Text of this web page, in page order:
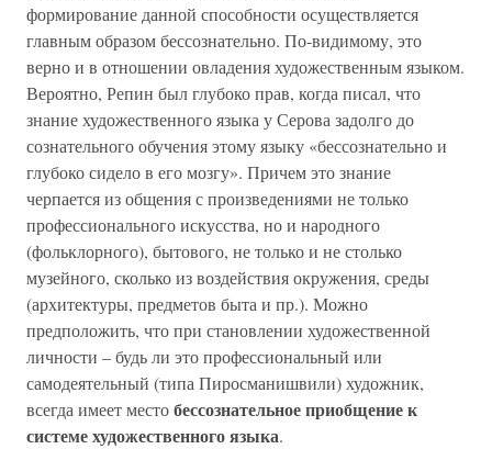
формирование данной способности осуществляется
главным образом бессознательно. По-видимому, это
верно и в отношении овладения художественным языком.
Вероятно, Репин был глубоко прав, когда писал, что
знание художественного языка у Серова задолго до
сознательного обучения этому языку «бессознательно и
глубоко сидело в его мозгу». Причем это знание
черпается из общения с произведениями не только
профессионального искусства, но и народного
(фольклорного), бытового, не только и не столько
музейного, сколько из воздействия окружения, среды
(архитектуры, предметов быта и пр.). Можно
предположить, что при становлении художественной
личности – будь ли это профессиональный или
самодеятельный (типа Пиросманишвили) художник,
всегда имеет местобессознательное приобщение к
системе художественного языка.